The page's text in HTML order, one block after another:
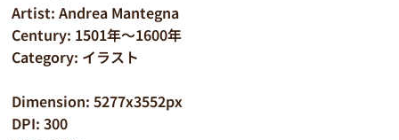
Artist: Andrea Mantegna
Century: 1501年～1600年
Category: イラスト
Dimension: 5277x3552px
DPI: 300